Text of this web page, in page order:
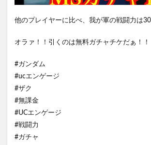
他のプレイヤーに比べ、我が軍の戦闘力は30
オラァ！！引くのは無料ガチャチケだぁ！！
#ガンダム
#ucエンゲージ
#ザク
#無課金
#UCエンゲージ
#戦闘力
#ガチャ